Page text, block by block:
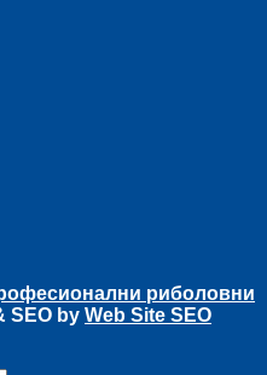
риболовни
SEO by Web Site SEO